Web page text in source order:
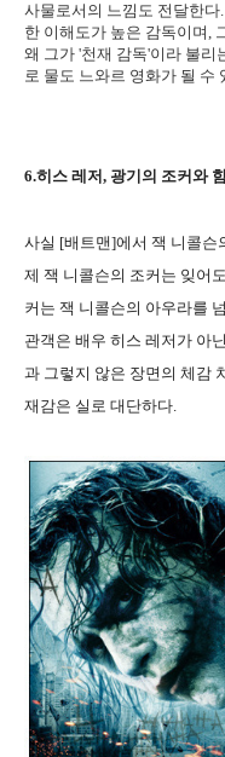
사물로서의 느낌도 전달한
한 이해도가 높은 감독이며,
왜 그가 '천재 감독'이라 불리
로 물도 느와르 영화가 될 수
6.히스 레저, 광기의 조커와
사실 [배트맨]에서 잭 니콜슨
제 잭 니콜슨의 조커는 잊어
커는 잭 니콜슨의 아우라를
관객은 배우 히스 레저가 아
과 그렇지 않은 장면의 체감
재감은 실로 대단하다.